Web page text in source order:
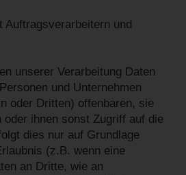
Auftragsverarbeitern und
unserer Verarbeitung Daten
und Unternehmen
oder Dritten) offenbaren, sie
oder ihnen sonst Zugriff auf die
dies nur auf Grundlage
(z.B. wenn eine
an Dritte, wie an